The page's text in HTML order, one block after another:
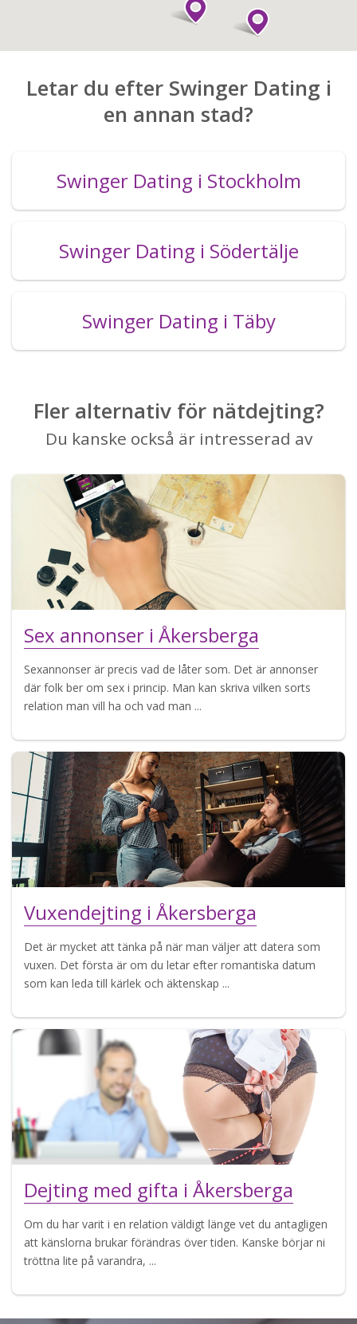
Letar du efter Swinger Dating i
en annan stad?
Swinger Dating i Stockholm
Swinger Dating i Södertälje
Swinger Dating i Täby
Fler alternativ för nätdejting?
Du kanske också är intresserad av
Sex annonser i Åkersberga
Sexannonser är precis vad de låter som. Det är annonser
där folk ber om sex i princip. Man kan skriva vilken sorts
relation man vill ha och vad man ...
Vuxendejting i Åkersberga
Det är mycket att tänka på när man väljer att datera som
vuxen. Det första är om du letar efter romantiska datum
som kan leda till kärlek och äktenskap ...
Dejting med gifta i Åkersberga
Om du har varit i en relation väldigt länge vet du antagligen
att känslorna brukar förändras över tiden. Kanske börjar ni
tröttna lite på varandra, ...